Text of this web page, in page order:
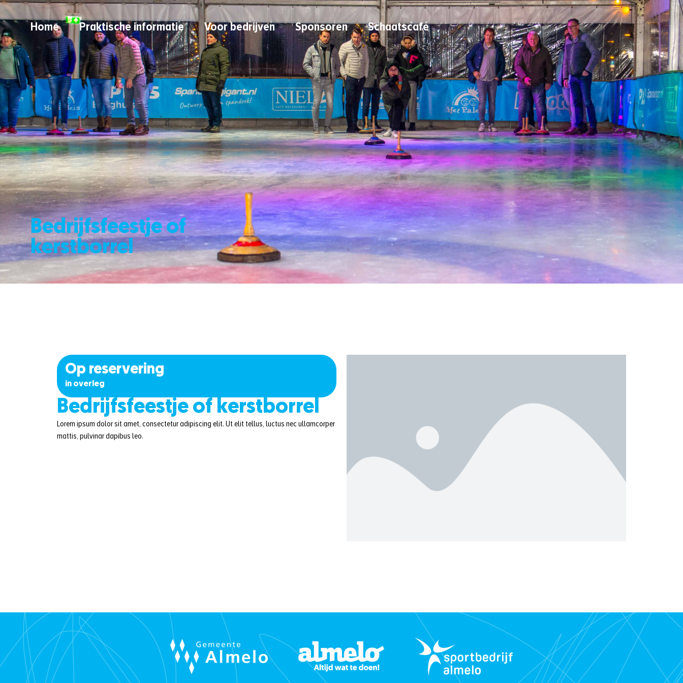
Home Praktische informatie Voor bedrijven Sponsoren Schaatscafé
Bedrijfsfeestje of
kerstborrel
Op reservering
in overleg
Bedrijfsfeestje of kerstborrel
Lorem ipsum dolor sit amet, consectetur adipiscing elit. Ut elit tellus, luctus nec ullamcorper
mattis, pulvinar dapibus leo.